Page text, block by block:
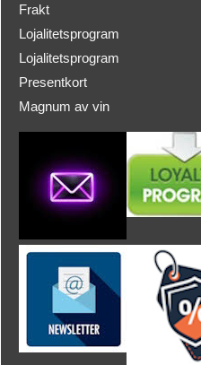
Frakt
Lojalitetsprogram
Lojalitetsprogram
Presentkort
Magnum av vin